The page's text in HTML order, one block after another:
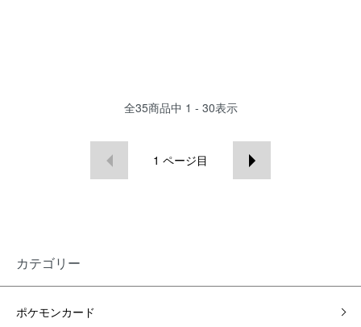
全35商品中 1 - 30表示
1 ページ目
カテゴリー
ポケモンカード